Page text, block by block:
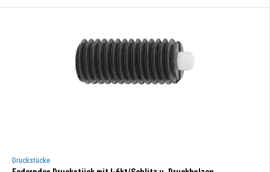
Druckstücke